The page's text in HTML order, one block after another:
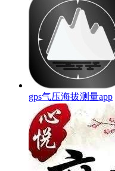
gps气压海拔测量app